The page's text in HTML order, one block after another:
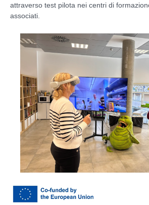
attraverso test pilota nei centri di
associati.